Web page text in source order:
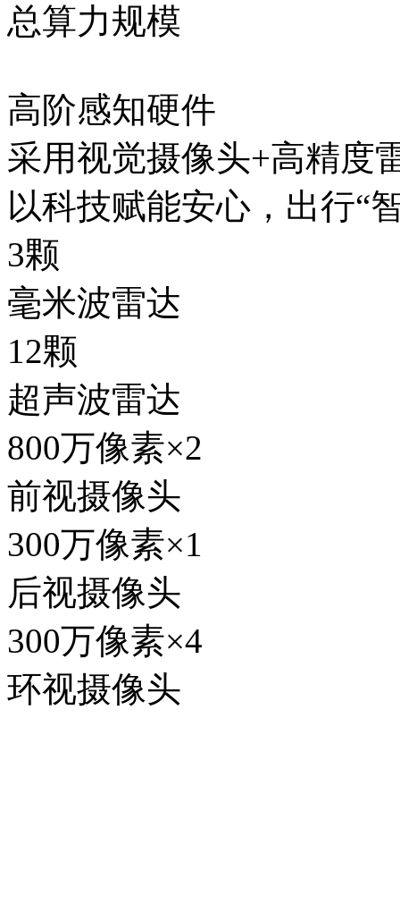
总算力规模
高阶感知硬件
采用视觉摄像头+高精度雷
以科技赋能安心，出行“
3颗
毫米波雷达
12颗
超声波雷达
800万像素×2
前视摄像头
300万像素×1
后视摄像头
300万像素×4
环视摄像头